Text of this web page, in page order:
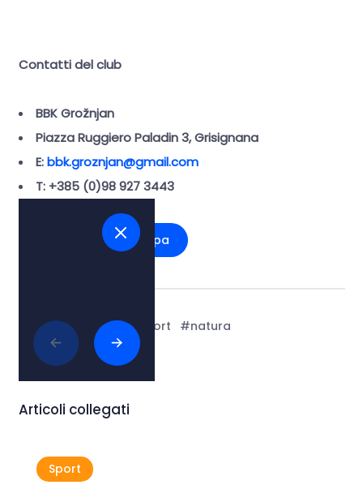
Contatti del club
BBK Grožnjan
Piazza Ruggiero Paladin 3, Grisignana
E:bbk.groznjan@gmail.com
T: +385 (0)98 927 3443
Vedi sulla mappa
Tags: #ciclismo #sport #natura
Articoli collegati
Sport